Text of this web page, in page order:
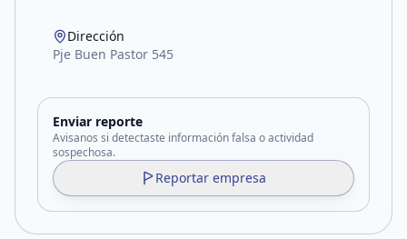
Dirección
Pje Buen Pastor 545
Enviar reporte
Avisanos si detectaste información falsa o actividad
sospechosa.
Reportar empresa